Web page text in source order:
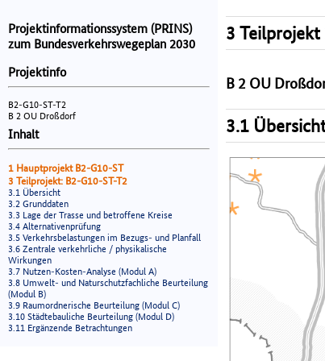
Projektinformationssystem (PRINS)
zum Bundesverkehrswegeplan 2030
Projektinfo
B2-G10-ST-T2
B 2 OU Droßdorf
Inhalt
1 Hauptprojekt B2-G10-ST
3 Teilprojekt: B2-G10-ST-T2
3.1 Übersicht
3.2 Grunddaten
3.3 Lage der Trasse und betroffene Kreise
3.4 Alternativenprüfung
3.5 Verkehrsbelastungen im Bezugs- und Planfall
3.6 Zentrale verkehrliche / physikalische
Wirkungen
3.7 Nutzen-Kosten-Analyse (Modul A)
3.8 Umwelt- und Naturschutzfachliche Beurteilung
(Modul B)
3.9 Raumordnerische Beurteilung (Modul C)
3.10 Städtebauliche Beurteilung (Modul D)
3.11 Ergänzende Betrachtungen
3 Teilprojekt
B 2 OU
3.1